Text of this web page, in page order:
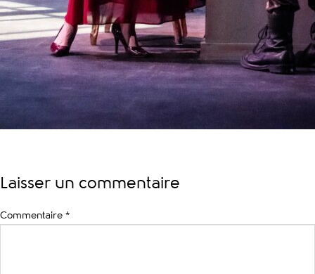
Laisser un commentaire
Commentaire *